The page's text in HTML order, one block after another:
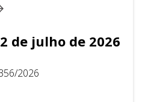
de julho de 2026
2026